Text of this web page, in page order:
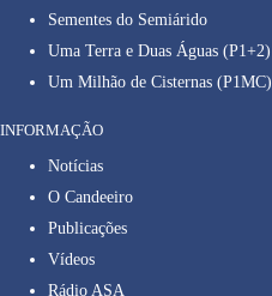
Sementes do Semiárido
Uma Terra e Duas Águas (P1+2)
Um Milhão de Cisternas (P1MC)
INFORMAÇÃO
Notícias
O Candeeiro
Publicações
Vídeos
Rádio ASA